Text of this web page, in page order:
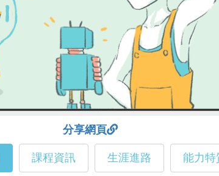
分享網頁
課程資訊 生涯進路 能力特